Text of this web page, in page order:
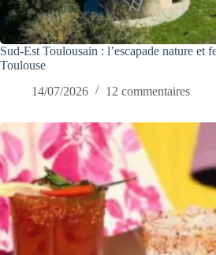
Sud-Est Toulousain : l’escapade nature et
Toulouse
14/07/2026
12 commentaires